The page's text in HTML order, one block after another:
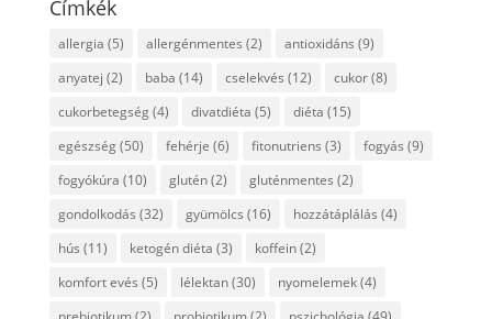
Címkék
allergia (5) allergénmentes (2) antioxidáns (9)
anyatej (2) baba (14) cselekvés (12) cukor(8)
cukorbetegség(4) divatdiéta (5) diéta (15)
egészség(50) fehérje (6) fitonutriens (3) fogyás (9)
fogyókúra (10) glutén(2) gluténmentes (2)
gondolkodás (32) gyümölcs (16) hozzátáplálás (4)
hús (11) ketogén diéta (3) koffein(2)
komfort evés (5) lélektan(30) nyomelemek(4)